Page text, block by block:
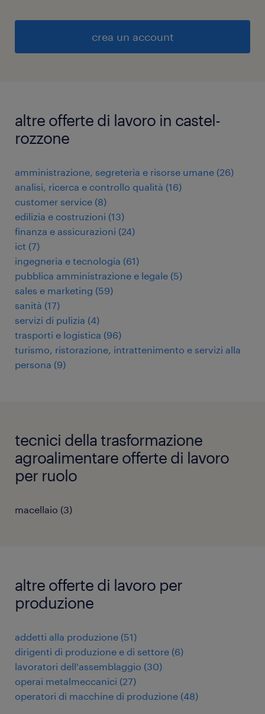
crea un account
altre offerte di lavoro in castel-
rozzone
amministrazione, segreteria e risorse umane (26)
analisi, ricerca e controllo qualità (16)
customer service (8)
edilizia e costruzioni (13)
finanza e assicurazioni (24)
ict (7)
ingegneria e tecnologia (61)
pubblica amministrazione e legale (5)
sales e marketing (59)
sanità (17)
servizi di pulizia (4)
trasporti e logistica (96)
turismo, ristorazione, intrattenimento e servizi alla
persona (9)
tecnici della trasformazione
agroalimentare offerte di lavoro
per ruolo
macellaio (3)
altre offerte di lavoro per
produzione
addetti alla produzione (51)
dirigenti di produzione e di settore (6)
lavoratori dell'assemblaggio (30)
operai metalmeccanici (27)
operatori di macchine di produzione (48)